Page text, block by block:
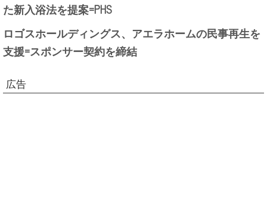
た新入浴法を提案=PHS
ロゴスホールディングス、アエラホームの民事再生を
支援=スポンサー契約を締結
広告